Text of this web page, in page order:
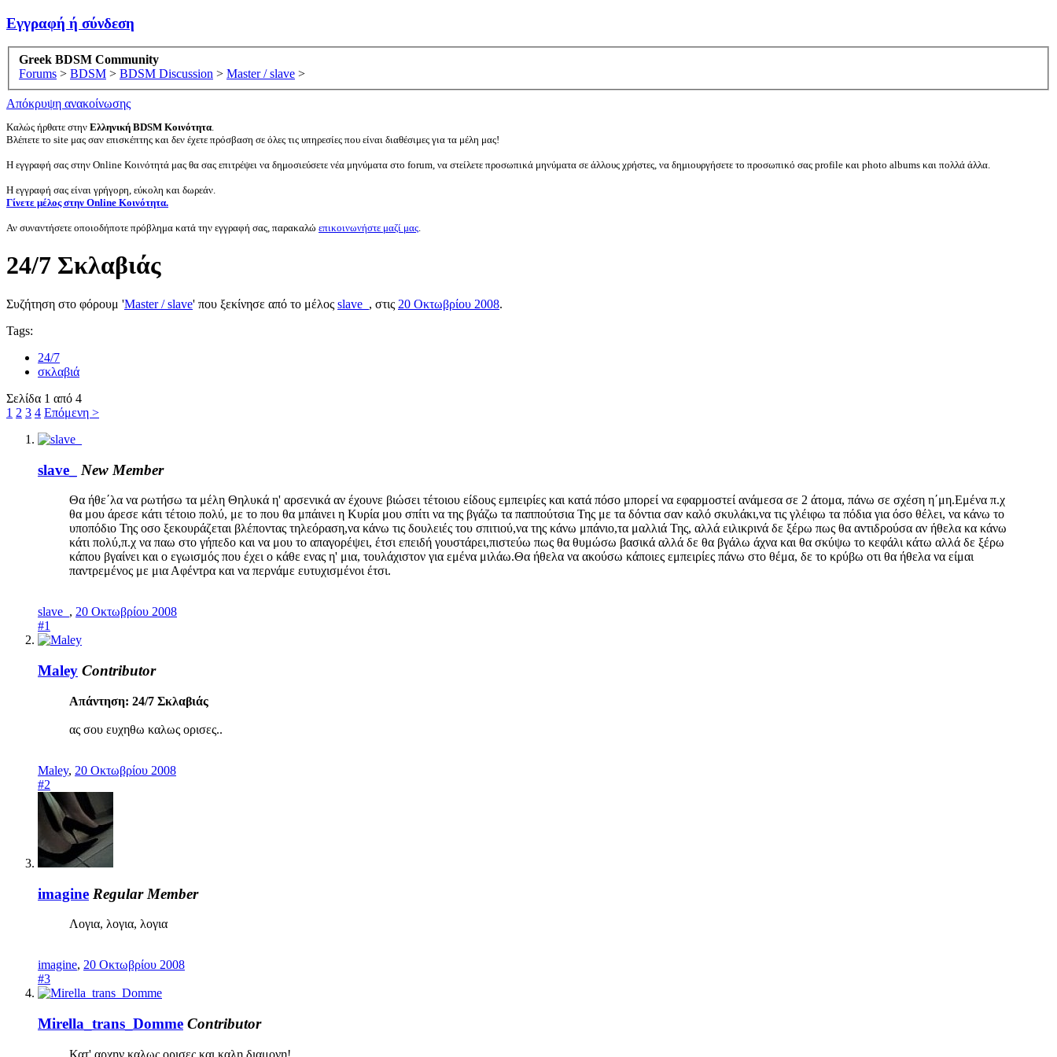
Εγγραφή ή σύνδεση
Greek BDSM Community
Forums > BDSM > BDSM Discussion > Master / slave >
Απόκρυψη ανακοίνωσης
Καλώς ήρθατε στην Ελληνική BDSM Κοινότητα.
Βλέπετε το site μας σαν επισκέπτης και δεν έχετε πρόσβαση σε όλες τις υπηρεσίες που είναι διαθέσιμες για τα μέλη μας!
Η εγγραφή σας στην Online Κοινότητά μας θα σας επιτρέψει να δημοσιεύσετε νέα μηνύματα στο forum, να στείλετε προσωπικά μηνύματα σε άλλους χρήστες, να δημιουργήσετε το προσωπικό σας profile και photo albums και πολλά άλλα.
Η εγγραφή σας είναι γρήγορη, εύκολη και δωρεάν.
Γίνετε μέλος στην Online Κοινότητα.
Αν συναντήσετε οποιοδήποτε πρόβλημα κατά την εγγραφή σας, παρακαλώ επικοινωνήστε μαζί μας.
24/7 Σκλαβιάς
Συζήτηση στο φόρουμ 'Master / slave' που ξεκίνησε από το μέλος slave_ , στις 20 Οκτωβρίου 2008.
Tags:
24/7
σκλαβιά
Σελίδα 1 από 4
1 2 3 4 Επόμενη >
slave_ New Member
Θα ήθε΄λα να ρωτήσω τα μέλη Θηλυκά η' αρσενικά αν έχουνε βιώσει τέτοιου είδους εμπειρίες και κατά πόσο μπορεί να εφαρμοστεί ανάμεσα σε 2 άτομα, πάνω σε σχέση η΄μη.Εμένα π.χ
θα μου άρεσε κάτι τέτοιο πολύ, με το που θα μπάινει η Κυρία μου σπίτι να της βγάζω τα παππούτσια Της με τα δόντια σαν καλό σκυλάκι,να τις γλέιφω τα πόδια για όσο θέλει, να κάνω το
υποπόδιο Της οσο ξεκουράζεται βλέποντας τηλεόραση,να κάνω τις δουλειές του σπιτιού,να της κάνω μπάνιο,τα μαλλιά Της, αλλά ειλικρινά δε ξέρω πως θα αντιδρούσα αν ήθελα κα κάνω
κάτι πολύ,π.χ να παω στο γήπεδο και να μου το απαγορέψει, έτσι επειδή γουστάρει,πιστεύω πως θα θυμώσω βασικά αλλά δε θα βγάλω άχνα και θα σκύψω το κεφάλι κάτω αλλά δε ξέρω
κάπου βγαίνει και ο εγωισμός που έχει ο κάθε ενας η' μια, τουλάχιστον για εμένα μιλάω.Θα ήθελα να ακούσω κάποιες εμπειρίες πάνω στο θέμα, δε το κρύβω οτι θα ήθελα να είμαι
παντρεμένος με μια Αφέντρα και να περνάμε ευτυχισμένοι έτσι.
slave_ , 20 Οκτωβρίου 2008
#1
Maley Contributor
Απάντηση: 24/7 Σκλαβιάς
ας σου ευχηθω καλως ορισες..
Maley, 20 Οκτωβρίου 2008
#2
imagine Regular Member
Λογια, λογια, λογια
imagine, 20 Οκτωβρίου 2008
#3
Mirella_trans_Domme Contributor
Κατ' αρχην καλως ορισες και καλη διαμονη!